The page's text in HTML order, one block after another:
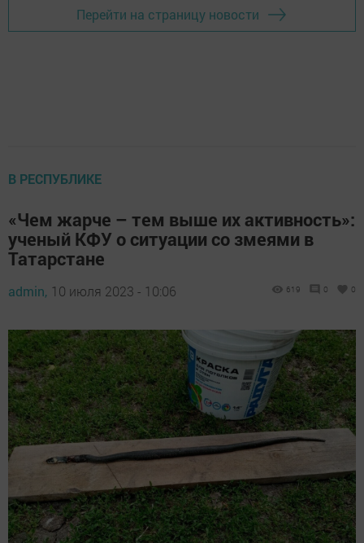
Перейти на страницу новости
В РЕСПУБЛИКЕ
«Чем жарче – тем выше их активность»:
ученый КФУ о ситуации со змеями в
Татарстане
admin, 10 июля 2023 - 10:06 619 0 0